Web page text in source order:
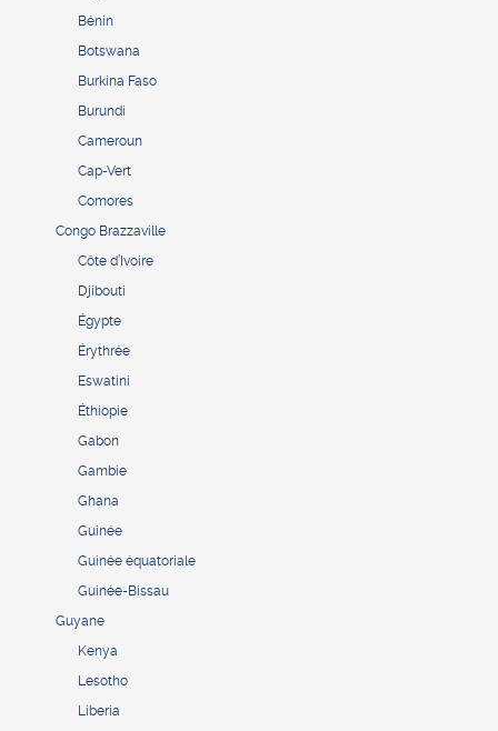
Bénin
Botswana
Burkina Faso
Burundi
Cameroun
Cap-Vert
Comores
Congo Brazzaville
Côte d’Ivoire
Djibouti
Égypte
Érythrée
Eswatini
Éthiopie
Gabon
Gambie
Ghana
Guinée
Guinée équatoriale
Guinée-Bissau
Guyane
Kenya
Lesotho
Liberia